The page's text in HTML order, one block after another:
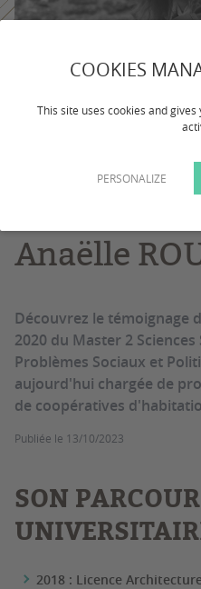
COOKIES
This site uses cookies and
PERSONALIZE
Paroles de
Anaëlle
Découvrez le témoignage
2020 du Master 2
Problèmes Sociaux et
aujourd'hui chargée de
de coopératives
Publiée le 13/10/2023
SON
2018 : Licence